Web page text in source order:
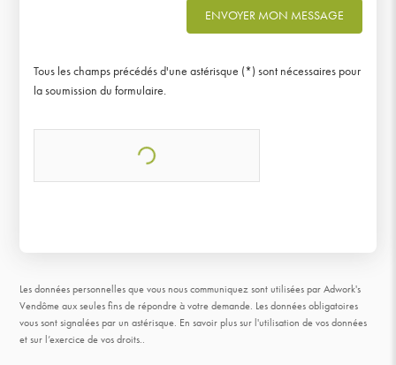
ENVOYER MON MESSAGE
Tous les champs précédés d'une astérisque (*) sont nécessaires pour
la soumission du formulaire.
Les données personnelles que vous nous communiquez sont utilisées par Adwork's
Vendôme aux seules fins de répondre à votre demande. Les données obligatoires
vous sont signalées par un astérisque. En savoir plus sur l'utilisation de vos données
et sur l’exercice de vos droits.